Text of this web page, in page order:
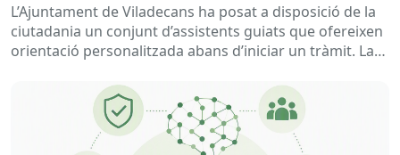
L’Ajuntament de Viladecans ha posat a disposició de la
ciutadania un conjunt d’assistents guiats que ofereixen
orientació personalitzada abans d’iniciar un tràmit. La